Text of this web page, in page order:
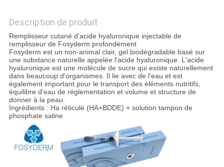
SITE
PRIVACY
POLICY
Description de produit
Remplisseur cutané d'acide hyaluronique injectable de
remplisseur de Fosyderm profondément
Fosyderm est un non-animal clair, gel biodégradable basé sur
une substance naturelle appelée l'acide hyaluronique. L'acide
hyaluronique est une molécule de sucre qui existe naturellement
dans beaucoup d'organismes. Il lie avec de l'eau et est
également important pour le transport des éléments nutritifs,
équilibre d'eau de réglementation et volume et structure de
donner à la peau.
Ingrédients : Ha réticulé (HA+BDDE) + solution tampon de
phosphate saline